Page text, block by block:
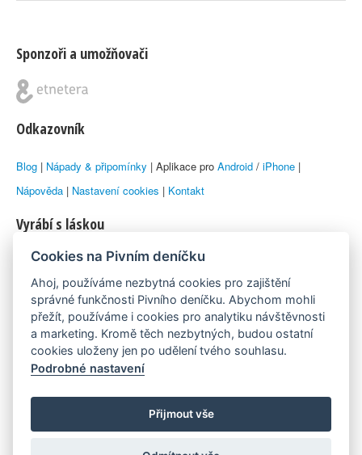
Sponzoři a umožňovači
Odkazovník
Blog | Nápady & připomínky | Aplikace pro Android / iPhone |
Nápověda | Nastavení cookies | Kontakt
Vyrábí s láskou
© 2010–2026 byLukáš Zemanaka Emka
Máme rádi
Pivní.info
Poznámka pod čarou
Pivní deníček je nezávislý zdroj, který není spjat s žádným
konkrétním pivovarem ani restaurací. Názory uživatelů nemusí nutně
Cookies na Pivním deníčku
Ahoj, používáme nezbytná cookies pro zajištění
správné funkčnosti Pivního deníčku. Abychom mohli
přežít, používáme i cookies pro analytiku návštěvnosti
a marketing. Kromě těch nezbytných, budou ostatní
cookies uloženy jen po udělení tvého souhlasu.
Podrobné nastavení
Přijmout vše